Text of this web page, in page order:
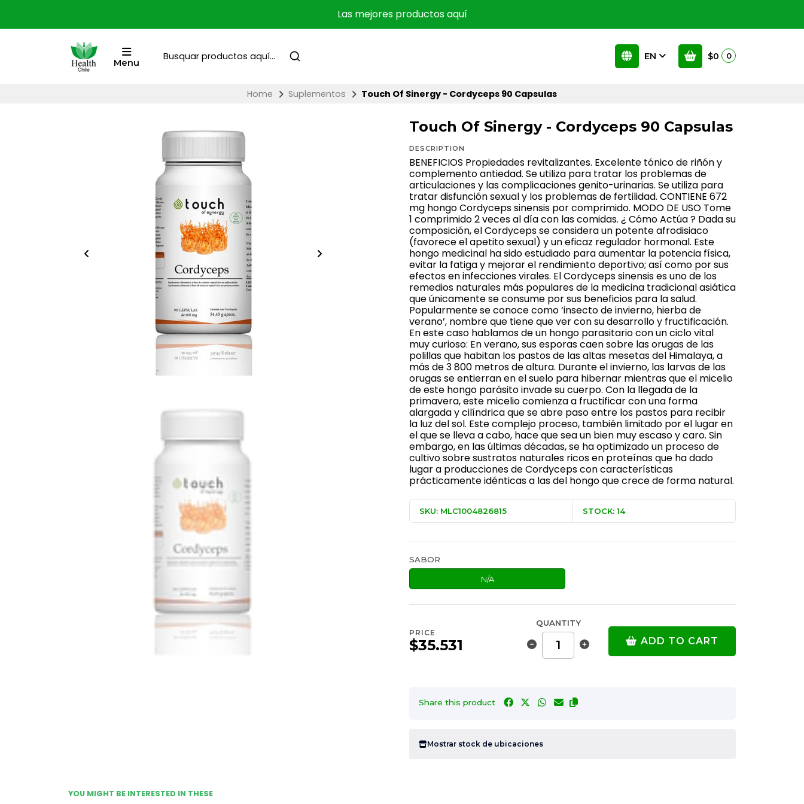
Las mejores productos aquí
Menu
EN $0 0
Home Suplementos Touch Of Sinergy - Cordyceps 90 Capsulas
Touch Of Sinergy - Cordyceps 90 Capsulas
DESCRIPTION
BENEFICIOS Propiedades revitalizantes. Excelente tónico de riñón y
complemento antiedad. Se utiliza para tratar los problemas de
articulaciones y las complicaciones genito-urinarias. Se utiliza para
tratar disfunción sexual y los problemas de fertilidad. CONTIENE 672
mg hongo Cordyceps sinensis por comprimido. MODO DE USO Tome
1 comprimido 2 veces al día con las comidas. ¿ Cómo Actúa ? Dada su
composición, el Cordyceps se considera un potente afrodisiaco
(favorece el apetito sexual) y un eficaz regulador hormonal. Este
hongo medicinal ha sido estudiado para aumentar la potencia física,
evitar la fatiga y mejorar el rendimiento deportivo; así como por sus
efectos en infecciones virales. El Cordyceps sinensis es uno de los
remedios naturales más populares de la medicina tradicional asiática
que únicamente se consume por sus beneficios para la salud.
Popularmente se conoce como ‘insecto de invierno, hierba de
verano’, nombre que tiene que ver con su desarrollo y fructificación.
En este caso hablamos de un hongo parasitario con un ciclo vital
muy curioso: En verano, sus esporas caen sobre las orugas de las
polillas que habitan los pastos de las altas mesetas del Himalaya, a
más de 3 800 metros de altura. Durante el invierno, las larvas de las
orugas se entierran en el suelo para hibernar mientras que el micelio
de este hongo parásito invade su cuerpo. Con la llegada de la
primavera, este micelio comienza a fructificar con una forma
alargada y cilíndrica que se abre paso entre los pastos para recibir
la luz del sol. Este complejo proceso, también limitado por el lugar en
el que se lleva a cabo, hace que sea un bien muy escaso y caro. Sin
embargo, en las últimas décadas, se ha optimizado un proceso de
cultivo sobre sustratos naturales ricos en proteínas que ha dado
lugar a producciones de Cordyceps con características
prácticamente idénticas a las del hongo que crece de forma natural.
SKU: MLC1004826815 STOCK: 14
SABOR
N/A
PRICE
$35.531
QUANTITY
ADD TO CART
Share this product
Mostrar stock de ubicaciones
YOU MIGHT BE INTERESTED IN THESE